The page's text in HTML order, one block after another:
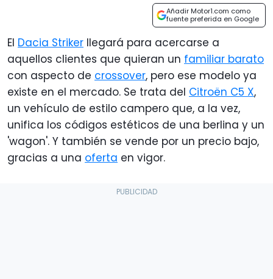
Añadir Motor1.com como
fuente preferida en Google
El Dacia Striker llegará para acercarse a
aquellos clientes que quieran un familiar barato
con aspecto de crossover, pero ese modelo ya
existe en el mercado. Se trata del Citroën C5 X,
un vehículo de estilo campero que, a la vez,
unifica los códigos estéticos de una berlina y un
'wagon'. Y también se vende por un precio bajo,
gracias a una oferta en vigor.